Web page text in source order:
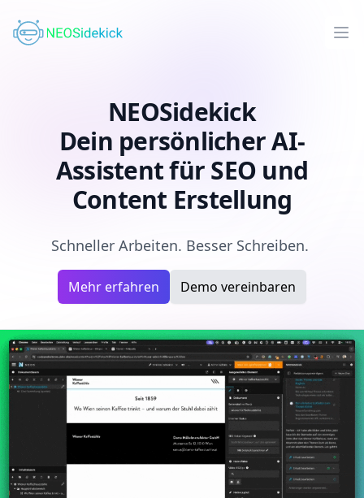
NEOSidekick
Dein persönlicher AI-
Assistent für SEO und
Content Erstellung
Schneller Arbeiten. Besser Schreiben.
Mehr erfahren Demo vereinbaren